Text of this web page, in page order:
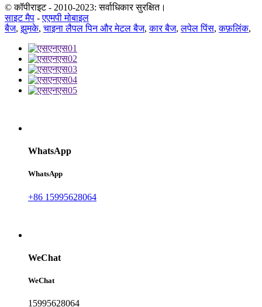
© कॉपीराइट - 2010-2023: सर्वाधिकार सुरक्षित।
साइट मैप -एएमपी मोबाइल
बैज,झुमके,चाइना लैपल पिन और मेटल बैज,कार बैज,लपेल पिंस,कफ़लिंक,
WhatsApp
WhatsApp
+86 15995628064
WeChat
WeChat
15995628064